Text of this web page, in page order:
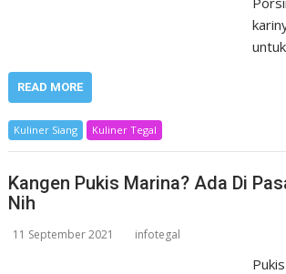
READ MORE
Kuliner Siang Kuliner Tegal
Kangen Pukis Marina? Ada Di
Nih
11 September 2021 infotegal